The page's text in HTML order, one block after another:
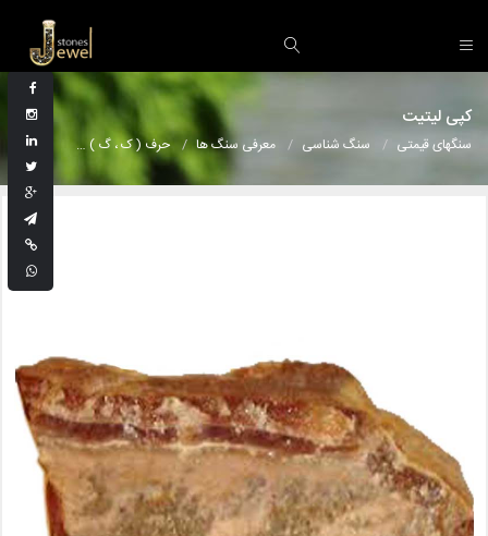
کپی لیتیت
سنگهای قیمتی سنگ شناسی معرفی سنگ ها حرف ( ک ، گ ) کپی لیتیت